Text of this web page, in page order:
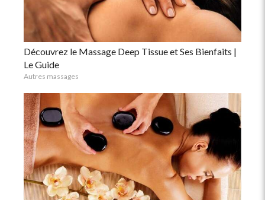
Découvrez le Massage Deep Tissue et Ses Bienfaits |
Le Guide
Autres massages